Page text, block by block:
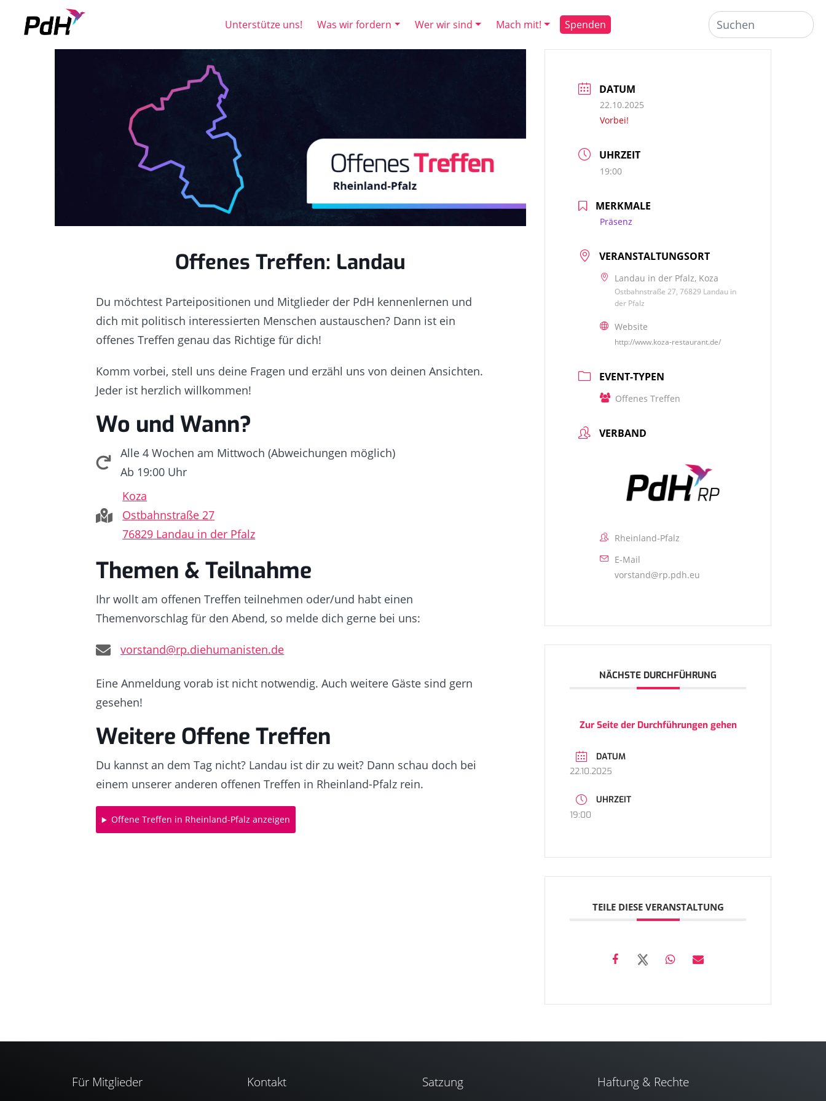
Unterstütze uns! Was wir fordern Wer wir sind Mach mit! Spenden
Offenes Treffen: Landau
Du möchtest Parteipositionen und Mitglieder der PdH kennenlernen und
dich mit politisch interessierten Menschen austauschen? Dann ist ein
offenes Treffen genau das Richtige für dich!
Komm vorbei, stell uns deine Fragen und erzähl uns von deinen Ansichten.
Jeder ist herzlich willkommen!
Wo und Wann?
Alle 4 Wochen am Mittwoch (Abweichungen möglich)
Ab 19:00 Uhr
Koza
Ostbahnstraße 27
76829 Landau in der Pfalz
Themen & Teilnahme
Ihr wollt am offenen Treffen teilnehmen oder/und habt einen
Themenvorschlag für den Abend, so melde dich gerne bei uns:
vorstand@rp.diehumanisten.de
Eine Anmeldung vorab ist nicht notwendig. Auch weitere Gäste sind gern
gesehen!
Weitere Offene Treffen
Du kannst an dem Tag nicht? Landau ist dir zu weit? Dann schau doch bei
einem unserer anderen offenen Treffen in Rheinland-Pfalz rein.
Offene Treffen in Rheinland-Pfalz anzeigen
DATUM
22.10.2025
Vorbei!
UHRZEIT
19:00
MERKMALE
Präsenz
VERANSTALTUNGSORT
Landau in der Pfalz, Koza
Ostbahnstraße 27, 76829 Landau in
der Pfalz
Website
http://www.koza-restaurant.de/
EVENT-TYPEN
Offenes Treffen
VERBAND
Rheinland-Pfalz
E-Mail
vorstand@rp.pdh.eu
NÄCHSTE DURCHFÜHRUNG
Zur Seite der Durchführungen gehen
DATUM
22.10.2025
UHRZEIT
19:00
TEILE DIESE VERANSTALTUNG
Für Mitglieder
Kontakt
Satzung
Haftung & Rechte